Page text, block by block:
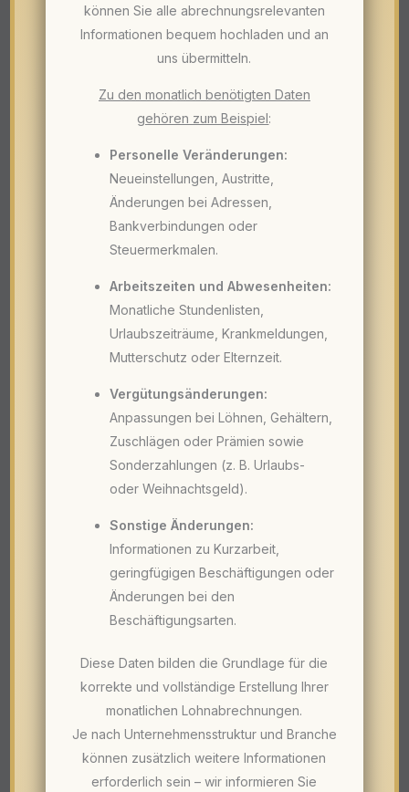
können Sie alle abrechnungsrelevanten
Informationen bequem hochladen und an
uns übermitteln.
Zu den monatlich benötigten Daten
gehören zum Beispiel:
Personelle Veränderungen:
Neueinstellungen, Austritte,
Änderungen bei Adressen,
Bankverbindungen oder
Steuermerkmalen.
Arbeitszeiten und Abwesenheiten:
Monatliche Stundenlisten,
Urlaubszeiträume, Krankmeldungen,
Mutterschutz oder Elternzeit.
Vergütungsänderungen:
Anpassungen bei Löhnen, Gehältern,
Zuschlägen oder Prämien sowie
Sonderzahlungen (z. B. Urlaubs-
oder Weihnachtsgeld).
Sonstige Änderungen:
Informationen zu Kurzarbeit,
geringfügigen Beschäftigungen oder
Änderungen bei den
Beschäftigungsarten.
Diese Daten bilden die Grundlage für die
korrekte und vollständige Erstellung Ihrer
monatlichen Lohnabrechnungen.
Je nach Unternehmensstruktur und Branche
können zusätzlich weitere Informationen
erforderlich sein – wir informieren Sie